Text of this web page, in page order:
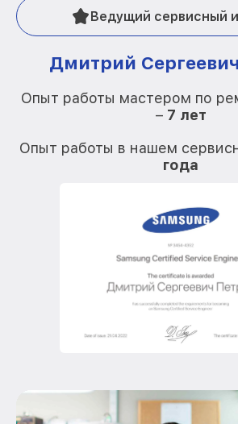
Ведущий сервисный
Дмитрий
Опыт работы мастером по
– 7 лет
Опыт работы в нашем
года